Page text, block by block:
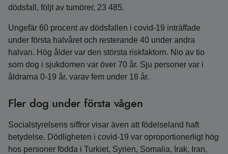
dödsfall, följt av tumörer, 23 485.
Ungefär 60 procent av dödsfallen i covid-19 inträffade
under första halvåret och resterande 40 under andra
halvan. Hög ålder var den största riskfaktorn. Nio av tio
som dog i sjukdomen var över 70 år. Sju personer var i
åldrarna 0-19 år, varav fem under 18 år.
Fler dog under första vågen
Socialstyrelsens siffror visar även att födelseland haft
betydelse. Dödligheten i covid-19 var oproportionerligt hög
hos personer födda i Turkiet, Syrien, Somalia, Irak, Iran,